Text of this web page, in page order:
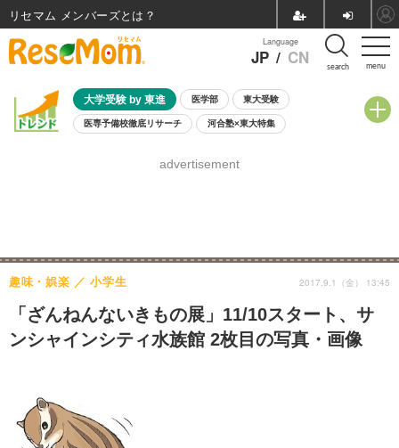
menu
Language
JP / CN search
大学受験 by 東進 医学部 東大受験
医専予備校徹底リサーチ 河合塾×東大特集
8月開催学校説明会・相談会
advertisement
「ざんねんないきもの展」11/10スタート、サ
ンシャインシティ水族館 2枚目の写真・画像
趣味・娯楽 小学生 2017.9.1（金） 13:45
リセマム メンバーズ